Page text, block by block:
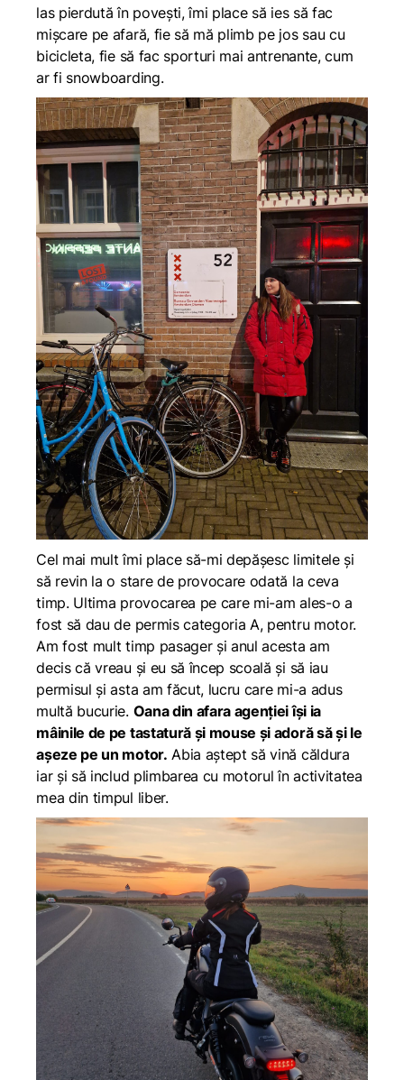
las pierdută în povești, îmi place să ies să fac
mișcare pe afară, fie să mă plimb pe jos sau cu
bicicleta, fie să fac sporturi mai antrenante, cum
ar fi snowboarding.
Cel mai mult îmi place să-mi depășesc limitele și
să revin la o stare de provocare odată la ceva
timp. Ultima provocarea pe care mi-am ales-o a
fost să dau de permis categoria A, pentru motor.
Am fost mult timp pasager și anul acesta am
decis că vreau și eu să încep scoală și să iau
permisul și asta am făcut, lucru care mi-a adus
multă bucurie. Oana din afara agenției își ia
mâinile de pe tastatură și mouse și adoră să și le
așeze pe un motor. Abia aștept să vină căldura
iar și să includ plimbarea cu motorul în activitatea
mea din timpul liber.